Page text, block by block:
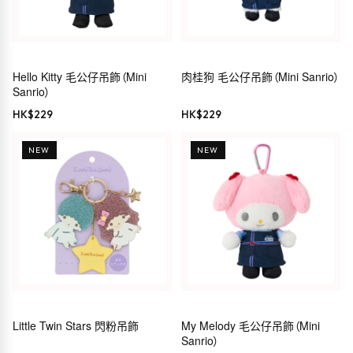
Hello Kitty 毛公仔吊飾（Mini
Sanrio）
HK$229
肉桂狗 毛公仔吊飾（Mini Sanrio）
HK$229
NEW
Little Twin Stars 閃粉吊飾
NEW
My Melody 毛公仔吊飾（Mini
Sanrio）